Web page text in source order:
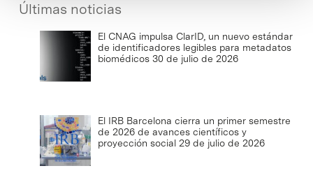
Últimas noticias
El CNAG impulsa ClarID, un nuevo estándar
de identificadores legibles para metadatos
biomédicos 30 de julio de 2026
El IRB Barcelona cierra un primer semestre
de 2026 de avances científicos y
proyección social 29 de julio de 2026